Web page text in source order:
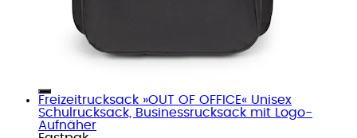
Freizeitrucksack »OUT OF OFFICE« Unisex
Schulrucksack, Businessrucksack mit Logo-
Aufnäher